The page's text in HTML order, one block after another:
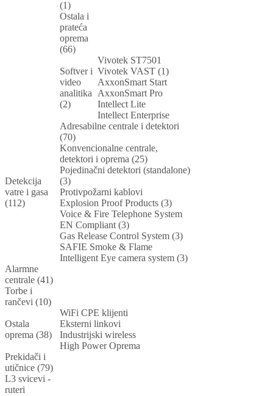
(1)
Ostala i
prateća
oprema
(66)
Softver i
video
analitika
(2)
Vivotek ST7501
Vivotek VAST (1)
AxxonSmart Start
AxxonSmart Pro
Intellect Lite
Intellect Enterprise
Detekcija
vatre i gasa
(112)
Adresabilne centrale i detektori
(70)
Konvencionalne centrale,
detektori i oprema (25)
Pojedinačni detektori (standalone)
(3)
Protivpožarni kablovi
Explosion Proof Products (3)
Voice & Fire Telephone System
EN Compliant (3)
Gas Release Control System (3)
SAFIE Smoke & Flame
Intelligent Eye camera system (3)
Alarmne
centrale (41)
Torbe i
rančevi (10)
Ostala
oprema (38)
WiFi CPE klijenti
Eksterni linkovi
Industrijski wireless
High Power Oprema
Prekidači i
utičnice (79)
L3 svicevi -
ruteri